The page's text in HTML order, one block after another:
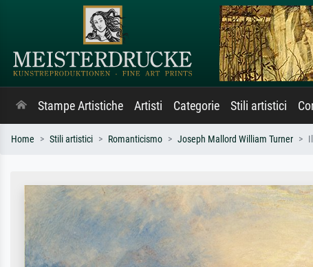
Stampe Artistiche Artisti Categorie Stili artistici
Home Stili artistici Romanticismo Joseph Mallord William Turner